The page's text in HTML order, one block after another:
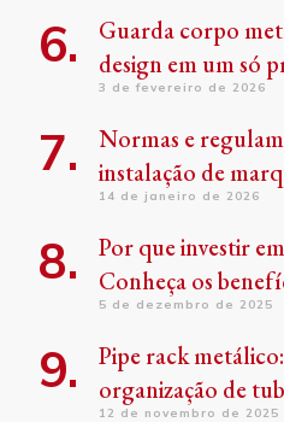
Guarda corpo
design em um só
3 de fevereiro de 2026
Normas e
instalação de
14 de janeiro de 2026
Por que investir
Conheça os
5 de dezembro de 2025
Pipe rack
organização de
12 de novembro de 2025